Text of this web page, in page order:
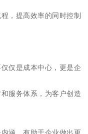
，提高效率的同时控制
仅是成本中心，更是企
服务体系，为客户创造